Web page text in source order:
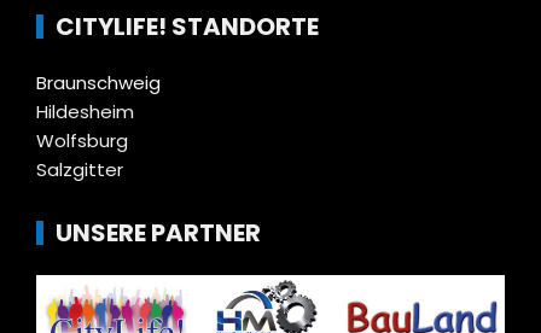
CITYLIFE! STANDORTE
Braunschweig
Hildesheim
Wolfsburg
Salzgitter
UNSERE PARTNER